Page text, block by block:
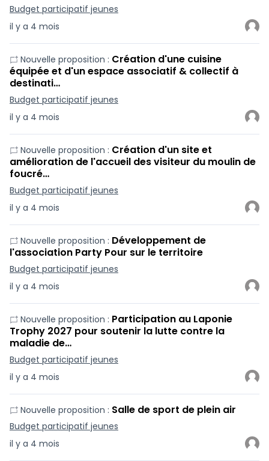
il y a 4 mois
Budget participatif jeunes
il y a 4 mois
Nouvelle proposition : Création d'une cuisine
équipée et d'un espace associatif & collectif à
destinati…
Budget participatif jeunes
il y a 4 mois
Nouvelle proposition : Création d'un site et
amélioration de l'accueil des visiteur du moulin de
foucré…
Budget participatif jeunes
il y a 4 mois
Nouvelle proposition : Développement de
l'association Party Pour sur le territoire
Budget participatif jeunes
il y a 4 mois
Nouvelle proposition : Participation au Laponie
Trophy 2027 pour soutenir la lutte contre la
maladie de…
Budget participatif jeunes
il y a 4 mois
Nouvelle proposition : Salle de sport de plein air
Budget participatif jeunes